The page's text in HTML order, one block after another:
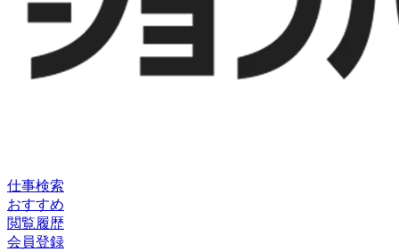
仕事検索
おすすめ
閲覧履歴
会員登録